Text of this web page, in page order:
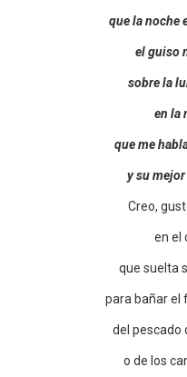
que la noche
el guiso
sobre la
en la
que me
y su mejor
Creo,
en el
que suelta
para bañar el
del pescado
o de los